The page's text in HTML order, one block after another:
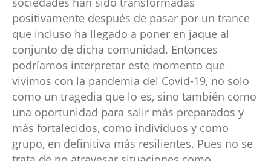
positivamente después de pasar por un trance
que incluso ha llegado a poner en jaque al
conjunto de dicha comunidad. Entonces
podríamos interpretar este momento que
vivimos con la pandemia del Covid-19, no solo
como un tragedia que lo es, sino también como
una oportunidad para salir más preparados y
más fortalecidos, como individuos y como
grupo, en definitiva más resilientes. Pues no se